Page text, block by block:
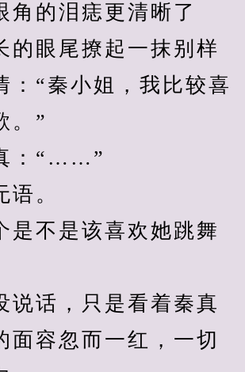
角的泪痣更清晰了
的眼尾撩起一抹别样
：“秦小姐，我比较喜
。”
“……”
。
不是该喜欢她跳舞
话，只是看着秦真
面容忽而一红，一切